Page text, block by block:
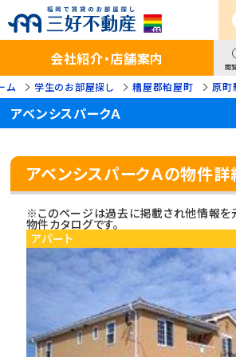
会社紹介・店舗案内 閲
ム 学生のお部屋探し 糟屋郡粕屋町 原町
アベンシスパークＡ
アベンシスパークＡの物件詳
※このページは過去に掲載され他情報を
物件カタログです。
アパート